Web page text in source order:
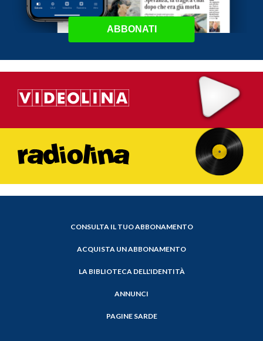
ABBONATI
CONSULTA IL TUO ABBONAMENTO
ACQUISTA UN ABBONAMENTO
LA BIBLIOTECA DELL'IDENTITÀ
ANNUNCI
PAGINE SARDE